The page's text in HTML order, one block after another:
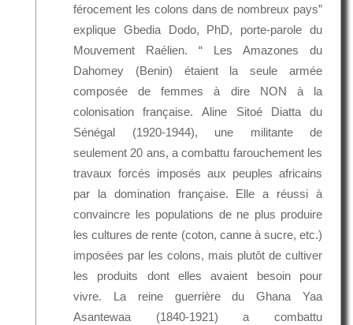
férocement les colons dans de nombreux pays”
explique Gbedia Dodo, PhD, porte-parole du
Mouvement Raélien. “ Les Amazones du
Dahomey (Benin) étaient la seule armée
composée de femmes à dire NON à la
colonisation française. Aline Sitoé Diatta du
Sénégal (1920-1944), une militante de
seulement 20 ans, a combattu farouchement les
travaux forcés imposés aux peuples africains
par la domination française. Elle a réussi à
convaincre les populations de ne plus produire
les cultures de rente (coton, canne à sucre, etc.)
imposées par les colons, mais plutôt de cultiver
les produits dont elles avaient besoin pour
vivre. La reine guerrière du Ghana Yaa
Asantewaa (1840-1921) a combattu